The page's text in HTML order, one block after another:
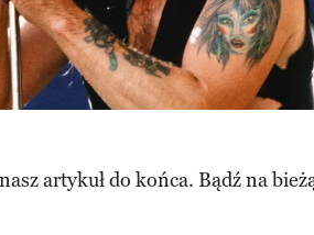
artykuł do końca. Bądź na